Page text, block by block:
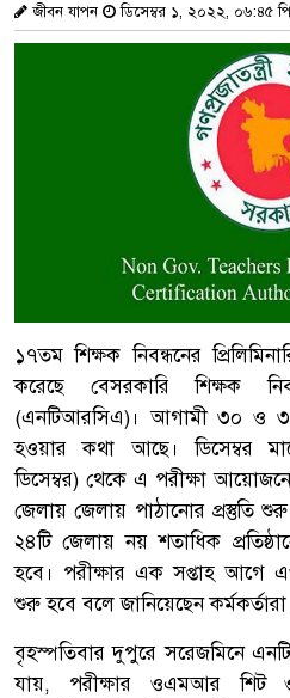
জীবন যাপন ডিসেম্বর ১, ২০২২, ০৬:৪৫
১৭তম শিক্ষক নিবন্ধনের
করেছে বেসরকারি শিক্ষক
(এনটিআরসিএ)। আগামী ৩০ ও ৩১
হওয়ার কথা আছে। ডিসেম্বর
ডিসেম্বর) থেকে এ পরীক্ষা
জেলায় জেলায় পাঠানোর প্রস্তুতি
২৪টি জেলায় নয় শতাধিক
হবে। পরীক্ষার এক সপ্তাহ আগে
শুরু হবে বলে জানিয়েছেন
বৃহস্পতিবার দুপুরে সরেজমিনে
যায়, পরীক্ষার ওএমআর শিট